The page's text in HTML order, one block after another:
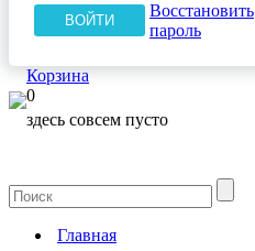
Восстановить
пароль
Корзина
0
здесь совсем пусто
Главная